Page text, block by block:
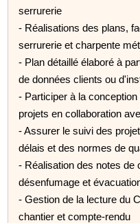
serrurerie
- Réalisations des plans,
serrurerie et charpente
- Plan détaillé élaboré à
de données clients ou
- Participer à la
projets en collaboration
- Assurer le suivi des
délais et des normes de
- Réalisation des notes de
désenfumage et
- Gestion de la lecture du
chantier et compte-rendu